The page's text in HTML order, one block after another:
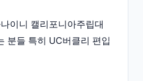
이니 캘리포니아주립대
분들 특히 UC버클리 편입